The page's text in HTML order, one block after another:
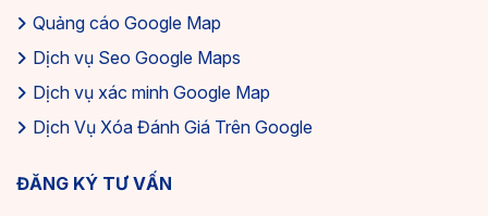
Quảng cáo Google Map
Dịch vụ Seo Google Maps
Dịch vụ xác minh Google Map
Dịch Vụ Xóa Đánh Giá Trên Google
ĐĂNG KÝ TƯ VẤN